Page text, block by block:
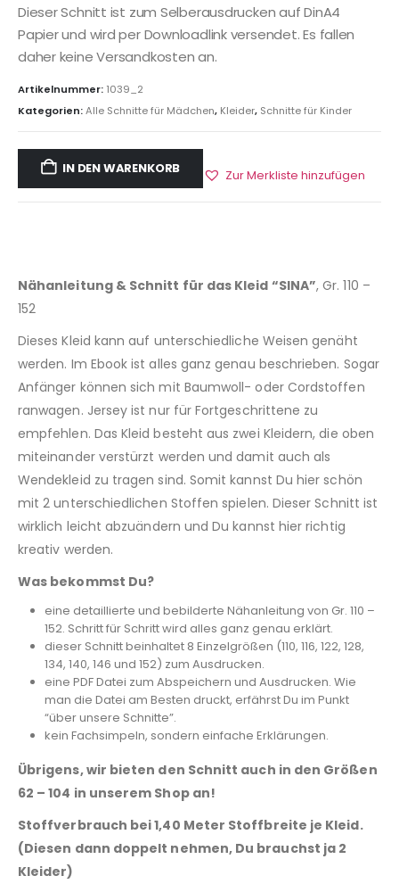
Dieser Schnitt ist zum Selberausdrucken auf DinA4
Papier und wird per Downloadlink versendet. Es fallen
daher keine Versandkosten an.
Artikelnummer: 1039_2
Kategorien:Alle Schnitte für Mädchen, Kleider, Schnitte für Kinder
IN DEN WARENKORB Zur Merkliste hinzufügen
Nähanleitung & Schnitt für das Kleid “SINA”, Gr. 110 –
152
Dieses Kleid kann auf unterschiedliche Weisen genäht
werden. Im Ebook ist alles ganz genau beschrieben. Sogar
Anfänger können sich mit Baumwoll- oder Cordstoffen
ranwagen. Jersey ist nur für Fortgeschrittene zu
empfehlen. Das Kleid besteht aus zwei Kleidern, die oben
miteinander verstürzt werden und damit auch als
Wendekleid zu tragen sind. Somit kannst Du hier schön
mit 2 unterschiedlichen Stoffen spielen. Dieser Schnitt ist
wirklich leicht abzuändern und Du kannst hier richtig
kreativ werden.
Was bekommst Du?
eine detaillierte und bebilderte Nähanleitung von Gr. 110 –
152. Schritt für Schritt wird alles ganz genau erklärt.
dieser Schnitt beinhaltet 8 Einzelgrößen (110, 116, 122, 128,
134, 140, 146 und 152) zum Ausdrucken.
eine PDF Datei zum Abspeichern und Ausdrucken. Wie
man die Datei am Besten druckt, erfährst Du im Punkt
“über unsere Schnitte”.
kein Fachsimpeln, sondern einfache Erklärungen.
Übrigens, wir bieten den Schnitt auch in den Größen
62 – 104 in unserem Shop an!
Stoffverbrauch bei 1,40 Meter Stoffbreite je Kleid.
(Diesen dann doppelt nehmen, Du brauchst ja 2
Kleider)